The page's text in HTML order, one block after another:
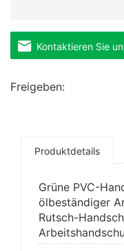
Kontaktieren Sie
Freigeben:
Produktdetails
Grüne PVC-
ölbeständiger
Rutsch-